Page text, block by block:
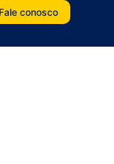
Fale conosco